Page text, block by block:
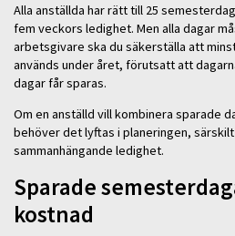
Alla anställda har rätt till 25
fem veckors ledighet. Men alla dagar
arbetsgivare ska du säkerställa att
används under året, förutsatt att
dagar får sparas.
Om en anställd vill kombinera sparade
behöver det lyftas i planeringen,
sammanhängande ledighet.
Sparade
kostnad